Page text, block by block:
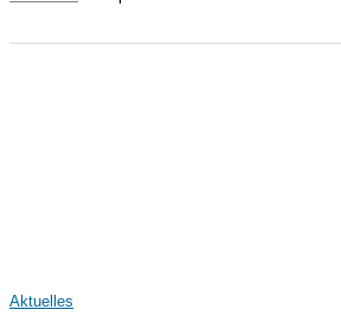
Aktuelles